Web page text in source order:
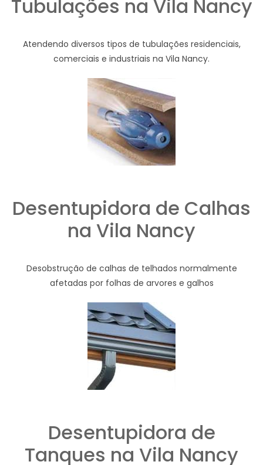
Tubulações na Vila Nancy
Atendendo diversos tipos de tubulações residenciais,
comerciais e industriais na Vila Nancy.
Desentupidora de Calhas
na Vila Nancy
Desobstrução de calhas de telhados normalmente
afetadas por folhas de arvores e galhos
Desentupidora de
Tanques na Vila Nancy